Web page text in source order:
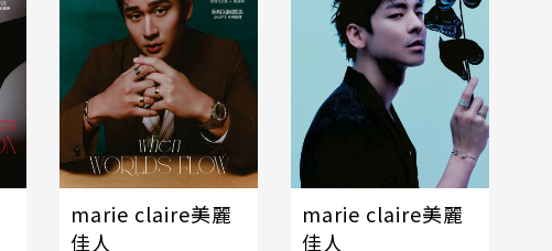
marie claire美麗
佳人
marie claire美麗
佳人